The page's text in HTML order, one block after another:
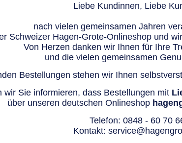
Liebe Kundinnen, Liebe
nach vielen gemeinsamen Jahren
Schweizer Hagen-Grote-Onlineshop und
Von Herzen danken wir Ihnen für Ihre
und die vielen gemeinsamen
Bestellungen stehen wir Ihnen
wir Sie informieren, dass Bestellungen mit
über unseren deutschen Onlineshop
Telefon: 0848 - 60 70
Kontakt: